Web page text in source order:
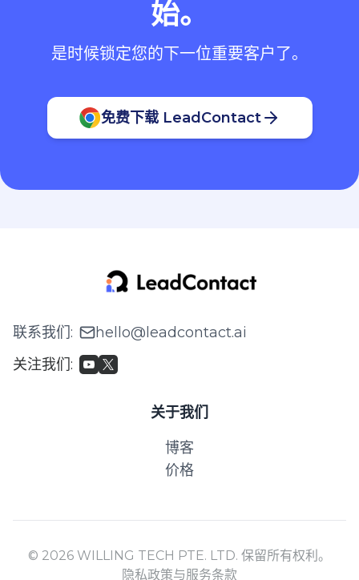
始。
是时候锁定您的下一位重要客户了。
免费下载 LeadContact
联系我们:
hello@leadcontact.ai
关注我们:
关于我们
博客
价格
© 2026 WILLING TECH PTE. LTD. 保留所有权利。
隐私政策与服务条款